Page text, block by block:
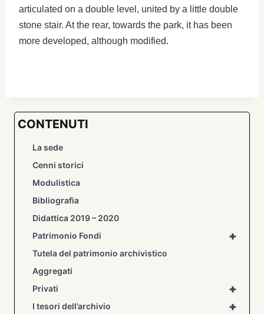
articulated on a double level, united by a little double
stone stair. At the rear, towards the park, it has been
more developed, although modified.
CONTENUTI
La sede
Cenni storici
Modulistica
Bibliografia
Didattica 2019 – 2020
+
Patrimonio Fondi
Tutela del patrimonio archivistico
Aggregati
+
Privati
+
I tesori dell’archivio